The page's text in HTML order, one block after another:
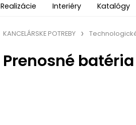
Realizácie Interiéry Katalógy
KANCELÁRSKE POTREBY
Prenosné